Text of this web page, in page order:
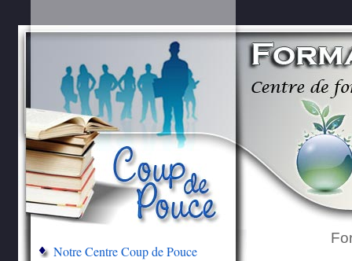
Notre Centre Coup de Pouce